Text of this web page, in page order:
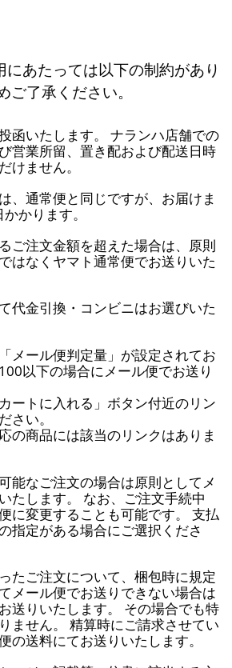
にあたっては以下の制約があり
ご了承ください。
函いたします。 ナランハ店舗での
営業所留、置き配および配送日時
けません。
、通常便と同じですが、お届けま
かります。
ご注文金額を超えた場合は、原則
はなくヤマト通常便でお送りいた
代金引換・コンビニはお選びいた
メール便判定量」が設定されてお
以下の場合にメール便でお送り
ートに入れる」ボタン付近のリン
さい。
の商品には該当のリンクはありま
能なご注文の場合は原則としてメ
たします。 なお、ご注文手続中
に変更することも可能です。 支払
指定がある場合にご選択くださ
たご注文について、梱包時に規定
メール便でお送りできない場合は
送りいたします。 その場合でも特
ません。 精算時にご請求させてい
の送料にてお送りいたします。